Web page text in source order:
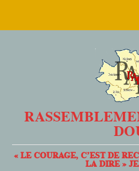
« LE COURAGE, C’EST DE
LA DIRE »